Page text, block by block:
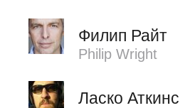
Филип Райт
Philip Wright
Ласко Аткинс